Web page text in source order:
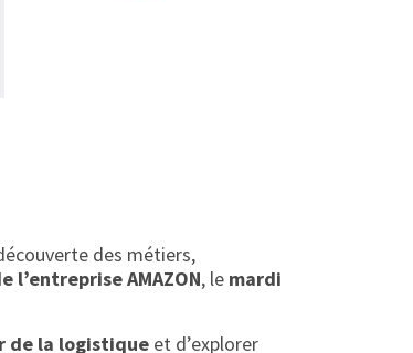
des métiers,
l’entreprise AMAZON, le mardi
de la logistique et d’explorer